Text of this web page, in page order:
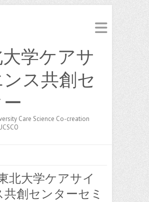
学ケアサ
ス共創セ
Care Science Co-creation
北大学ケアサイ
共創センターセミ